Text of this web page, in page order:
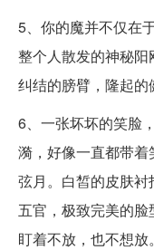
5、你的魔并不仅在
整个人散发的神秘阳
纠结的膀臂，隆起的
6、一张坏坏的笑脸
漪，好像一直都带
弦月。白皙的皮肤
五官，极致完美的脸
盯着不放，也不想放。